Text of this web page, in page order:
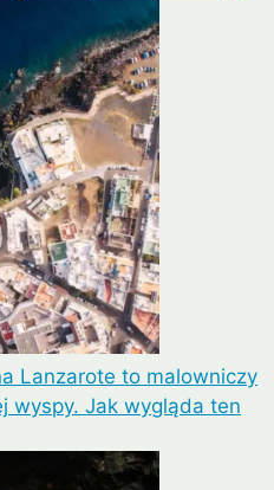
Lanzarote to malowniczy
wyspy. Jak wygląda ten